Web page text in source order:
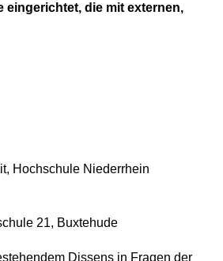
eingerichtet, die mit externen,
Hochschule Niederrhein
21, Buxtehude
Dissens in Fragen der